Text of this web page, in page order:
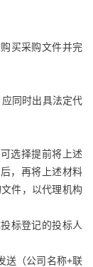
买采购文件并完
同时出具法定代
选择提前将上述
，再将上述材料
件，以代理机构
标登记的投标人
送（公司名称+联